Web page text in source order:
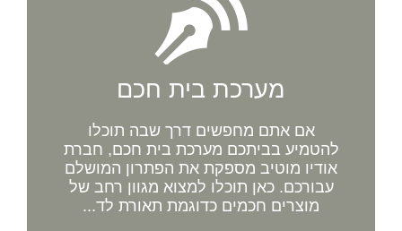
מערכת בית חכם
אם אתם מחפשים דרך שבה תוכלו
להטמיע בביתכם מערכת בית חכם, חברת
אודיו מוטיב מספקת את הפתרון המושלם
עבורכם. כאן תוכלו למצוא מגוון רחב של
מוצרים חכמים כדוגמת תאורת לד...